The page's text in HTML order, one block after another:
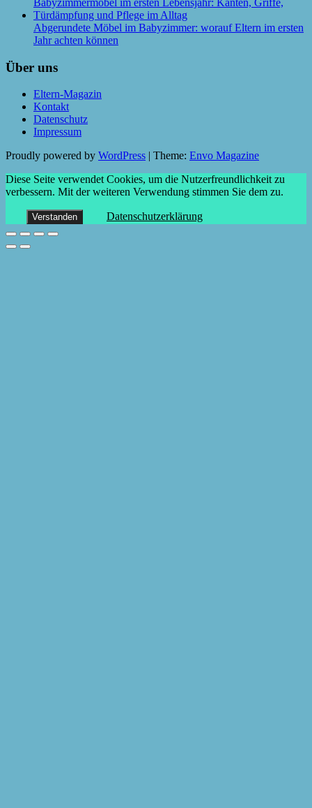
Abgerundete Möbel im Babyzimmer: worauf Eltern im ersten
Jahr achten können
Über uns
Eltern-Magazin
Kontakt
Datenschutz
Impressum
Proudly powered by WordPress Theme: Envo Magazine
Diese Seite verwendet Cookies, um die Nutzerfreundlichkeit zu
verbessern. Mit der weiteren Verwendung stimmen Sie dem zu.
Verstanden Datenschutzerklärung